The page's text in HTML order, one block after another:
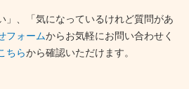
」、「気になっているけれど質問があ
フォームからお気軽にお問い合わせく
ちらから確認いただけます。